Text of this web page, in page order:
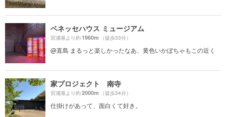
ベネッセハウス ミュージアム
宮浦港より約1960m （徒歩33分）
@直島 まるっと楽しかったなあ、黄色いかぼちゃもこの近く
家プロジェクト 南寺
宮浦港より約2000m （徒歩34分）
仕掛けがあって、面白くて好き。